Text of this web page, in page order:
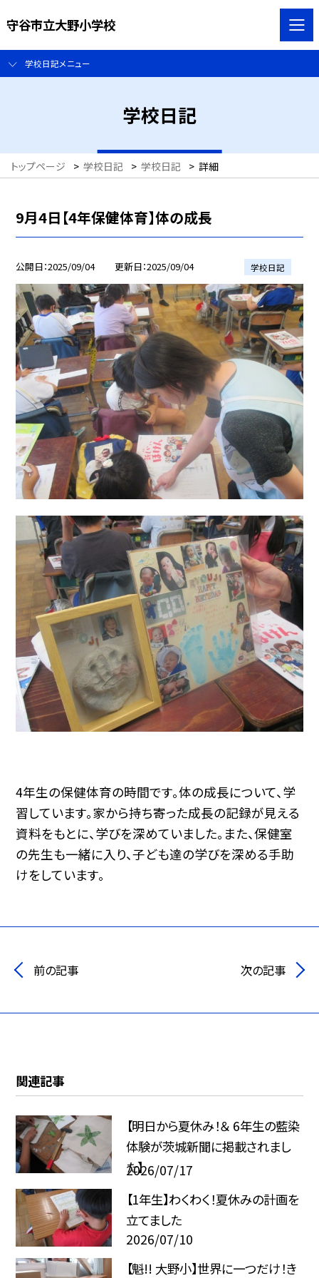
守谷市立大野小学校
学校日記メニュー
学校日記
トップページ > 学校日記 > 学校日記 > 詳細
9月4日【4年保健体育】体の成長
公開日 2025/09/04 更新日 2025/09/04 学校日記
4年生の保健体育の時間です。体の成長について、学
習しています。家から持ち寄った成長の記録が見える
資料をもとに、学びを深めていました。また、保健室
の先生も一緒に入り、子ども達の学びを深める手助
けをしています。
前の記事 次の記事
関連記事
【明日から夏休み！＆ 6年生の藍染
体験が茨城新聞に掲載されまし
た】
2026/07/17
【1年生】わくわく！夏休みの計画を
立てました
2026/07/10
【魁!! 大野小】世界に一つだけ！き